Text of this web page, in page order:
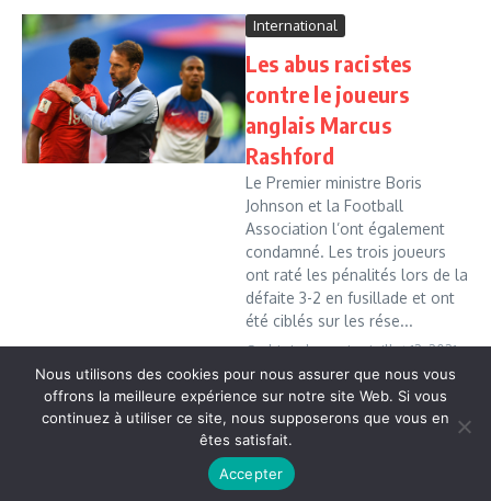
International
Les abus racistes
contre le joueurs
anglais Marcus
Rashford
Le Premier ministre Boris
Johnson et la Football
Association l’ont également
condamné. Les trois joueurs
ont raté les pénalités lors de la
défaite 3-2 en fusillade et ont
été ciblés sur les rése...
Cedric Leboussi juillet 12, 2021
Read More
Copyright © 2026 Vudailleurs.com | Réalisé par
d'actualités X
Nous utilisons des cookies pour nous assurer que nous vous
offrons la meilleure expérience sur notre site Web. Si vous
continuez à utiliser ce site, nous supposerons que vous en
êtes satisfait.
Accepter